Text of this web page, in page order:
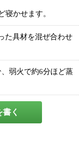
寝かせます。
た具材を混ぜ合わせ
弱火で約6分ほど蒸
く